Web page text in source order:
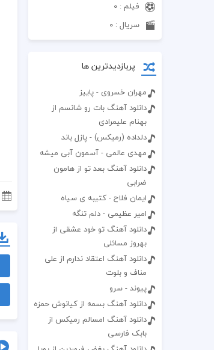
فیلم : 0
سریال : 0
پربازدیدترین ها
مهران خسروی - پاییز
دانلود آهنگ بات رو شانسم از
بهنام علیمرادی
دلداده (رمیکس) - پازل باند
مهدی عالمی - آسمون آبی میشه
دانلود آهنگ بعد تو از هامون
ضرابی
ایمان فلاح - کتیبه ی سیاه
امیر عظیمی - دلم تنگه
دانلود آهنگ تو خود عشقی از
بهروز مسائلی
دانلود آهنگ اعتقاد ندارم از علی
مناف و بلوت
پیوند - سرو
دانلود آهنگ بسمه از کیانوش حمزه
دانلود آهنگ امسالم رمیکس از
بابک فارسی